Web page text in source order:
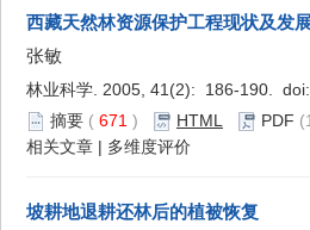
西藏天然林资源保护工程现状及发
张敏
林业科学. 2005, 41(2): 186-190. doi:
摘要 ( 671 ) HTML PDF
相关文章 | 多维度评价
坡耕地退耕还林后的植被恢复